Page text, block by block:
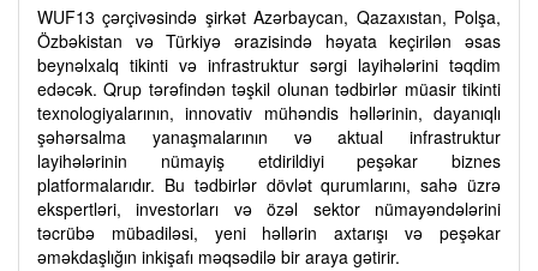
WUF13 çərçivəsində şirkət Azərbaycan, Qazaxıstan, Polşa,
Özbəkistan və Türkiyə ərazisində həyata keçirilən əsas
beynəlxalq tikinti və infrastruktur sərgi layihələrini təqdim
edəcək. Qrup tərəfindən təşkil olunan tədbirlər müasir tikinti
texnologiyalarının, innovativ mühəndis həllərinin, dayanıqlı
şəhərsalma yanaşmalarının və aktual infrastruktur
layihələrinin nümayiş etdirildiyi peşəkar biznes
platformalarıdır. Bu tədbirlər dövlət qurumlarını, sahə üzrə
ekspertləri, investorları və özəl sektor nümayəndələrini
təcrübə mübadiləsi, yeni həllərin axtarışı və peşəkar
əməkdaşlığın inkişafı məqsədilə bir araya gətirir.